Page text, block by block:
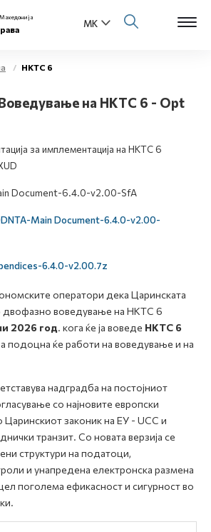
НКТС 6
на НКТС 6 - Opt
за имплементација на НКТС 6
Document-6.4.0-v2.00-SfA
Main Document-6.4.0-v2.00-
6.4.0-v2.00.7z
оператори дека Царинската
двофазно воведување на НКТС 6
2026 год. кога ќе ја воведе НКТС 6
а подоцна ќе работи на воведување и на
надградба на постојниот
со најновите европски
Царинскиот законик на ЕУ - UCC и
транзит. Со новата верзија се
структури на податоци,
и унапредена електронска размена
поголема ефикасност и сигурност во